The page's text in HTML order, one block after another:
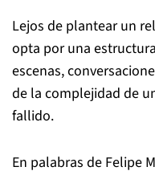
Lejos de plantear un
opta por una
escenas,
de la complejidad de
fallido.
En palabras de Felipe